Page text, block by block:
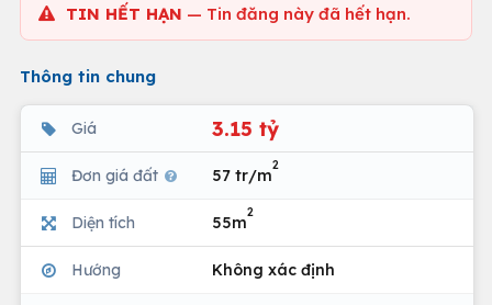
TIN HẾT HẠN — Tin đăng này đã hết hạn.
Thông tin chung
Giá 3.15 tỷ
Đơn giá đất 57 tr/m
2
Diện tích 55m
2
Hướng Không xác định